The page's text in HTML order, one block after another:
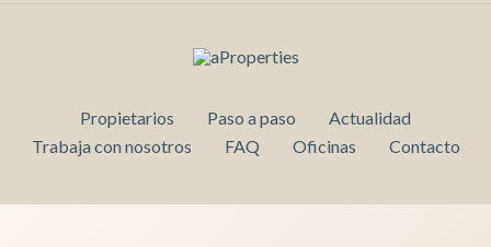
Propietarios Paso a paso
Actualidad
Trabaja con nosotros
FAQ Oficinas Contacto